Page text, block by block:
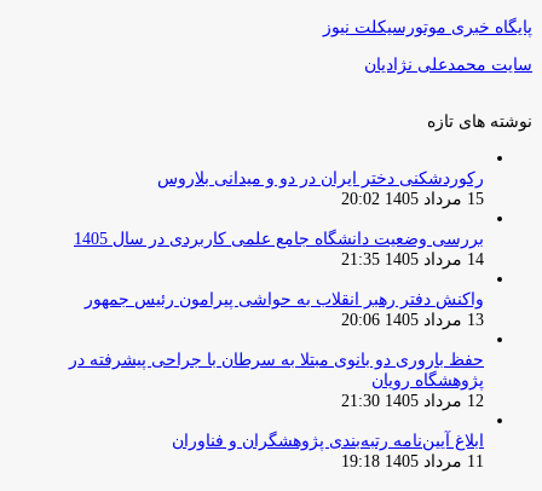
پایگاه خبری موتورسیکلت نیوز
سایت محمدعلی نژادیان
نوشته های تازه
رکوردشکنی دختر ایران در دو و میدانی بلاروس
15 مرداد 1405 20:02
بررسی وضعیت دانشگاه جامع علمی کاربردی در سال 1405
14 مرداد 1405 21:35
واکنش دفتر رهبر انقلاب به حواشی پیرامون رئیس جمهور
13 مرداد 1405 20:06
حفظ باروری دو بانوی مبتلا به سرطان با جراحی پیشرفته در
پژوهشگاه رویان
12 مرداد 1405 21:30
ابلاغ آیین‌نامه رتبه‌بندی پژوهشگران و فناوران
11 مرداد 1405 19:18